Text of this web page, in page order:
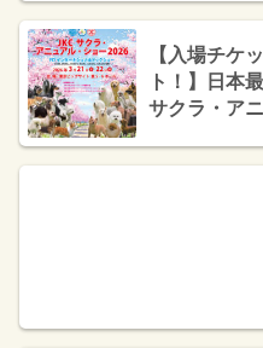
【入場チケ
ト！】日本
サクラ・ア
ッグサイト】